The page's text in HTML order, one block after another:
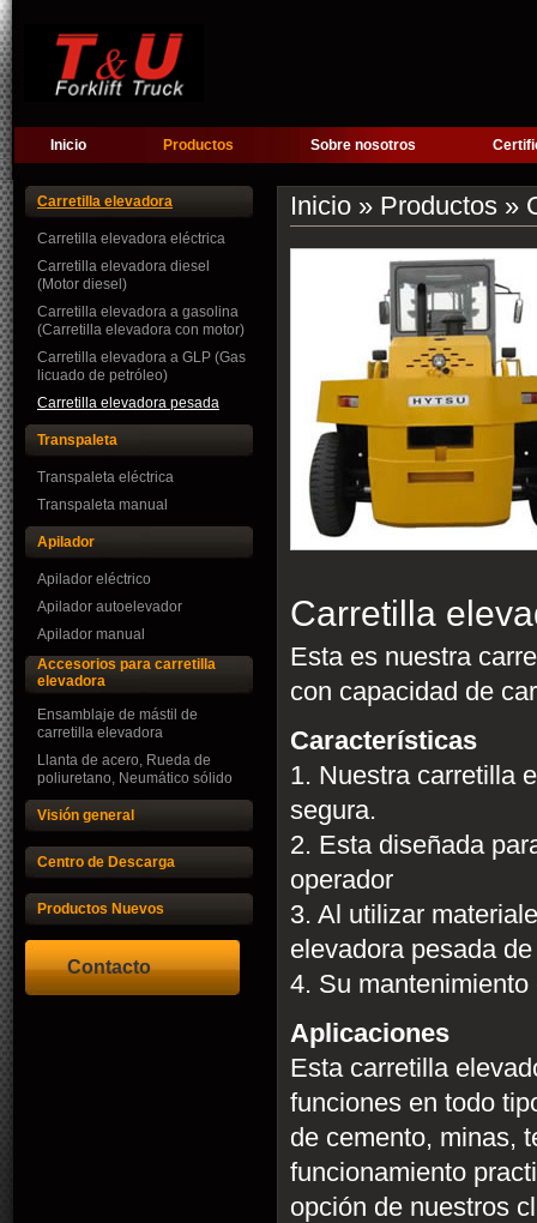
Inicio Productos Sobre nosotros
Carretilla elevadora
Carretilla elevadora eléctrica
Carretilla elevadora diesel
(Motor diesel)
Carretilla elevadora a gasolina
(Carretilla elevadora con motor)
Carretilla elevadora a GLP (Gas
licuado de petróleo)
Carretilla elevadora pesada
Transpaleta
Transpaleta eléctrica
Transpaleta manual
Apilador
Apilador eléctrico
Apilador autoelevador
Apilador manual
Accesorios para carretilla
elevadora
Ensamblaje de mástil de
carretilla elevadora
Llanta de acero, Rueda de
poliuretano, Neumático sólido
Visión general
Centro de Descarga
Productos Nuevos
Contacto
Inicio » Productos »
Carretilla
Esta es nuestra
con capacidad de
Características
1. Nuestra carretilla
segura.
2. Esta diseñada
operador
3. Al utilizar
elevadora pesada
4. Su
Aplicaciones
Esta carretilla
funciones en todo
de cemento, minas,
funcionamiento
opción de nuestros